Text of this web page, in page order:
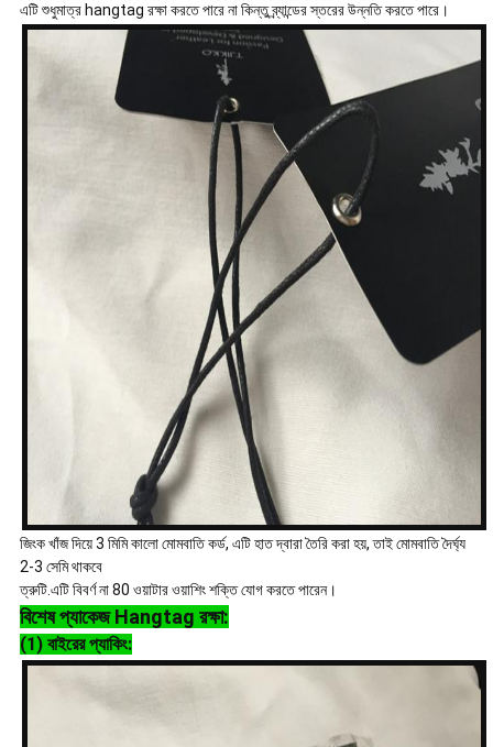
এটি শুধুমাত্র hangtag রক্ষা করতে পারে না কিন্তু ব্র্যান্ডের স্তরের উন্নতি করতে পারে।
জিংক খাঁজ দিয়ে 3 মিমি কালো মোমবাতি কর্ড, এটি হাত দ্বারা তৈরি করা হয়, তাই মোমবাতি দৈর্ঘ্য
2-3 সেমি থাকবে
ত্রুটি.এটি বিবর্ণ না 80 ওয়াটার ওয়াশিং শক্তি যোগ করতে পারেন।
বিশেষ প্যাকেজ Hangtag রক্ষা:
(1) বাইরের প্যাকিং: